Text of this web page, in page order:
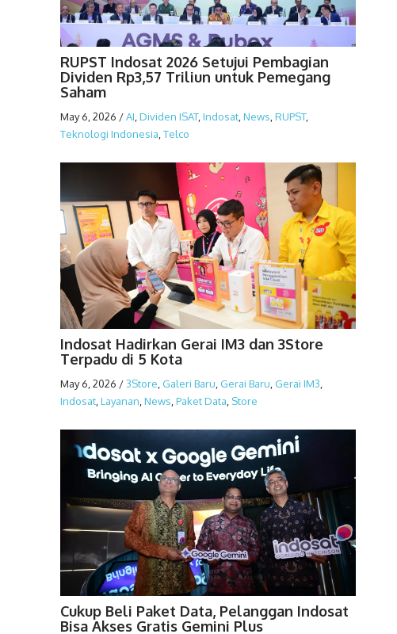
RUPST Indosat 2026 Setujui Pembagian
Dividen Rp3,57 Triliun untuk Pemegang
Saham
May 6, 2026 /AI Dividen ISAT, Indosat, News RUPST,
Teknologi Indonesia Telco
Indosat Hadirkan Gerai IM3 dan 3Store
Terpadu di 5 Kota
May 6, 2026 /3Store Galeri Baru Gerai Baru Gerai IM3
Indosat, Layanan News Paket Data Store
Cukup Beli Paket Data, Pelanggan Indosat
Bisa Akses Gratis Gemini Plus